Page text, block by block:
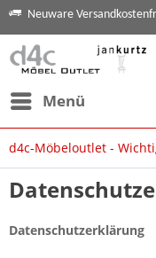
Neuware
Menü
d4c-Möbeloutlet -
Datenschutzerklärung